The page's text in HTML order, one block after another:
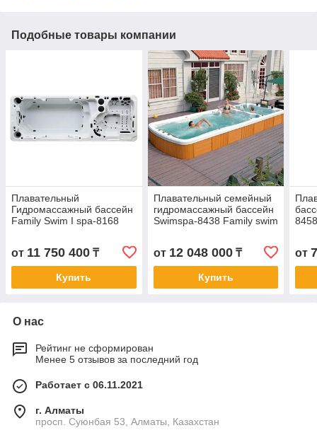
Подобные товары компании
Плавательный
Гидромассажный бассейн
Family Swim I spa-8168
5900x2200x1360/1480 мм
от 11 750 400 ₸
Купить
Плавательный семейный
гидромассажный бассейн
Swimspa-8438 Family swim
5600x2280x1360/1490 мм
от 12 048 000₸
Купить
от
О нас
Рейтинг не сформирован
Менее 5 отзывов за последний год
Работает с 06.11.2021
г. Алматы
просп. Суюнбая 53, Алматы, Казахстан